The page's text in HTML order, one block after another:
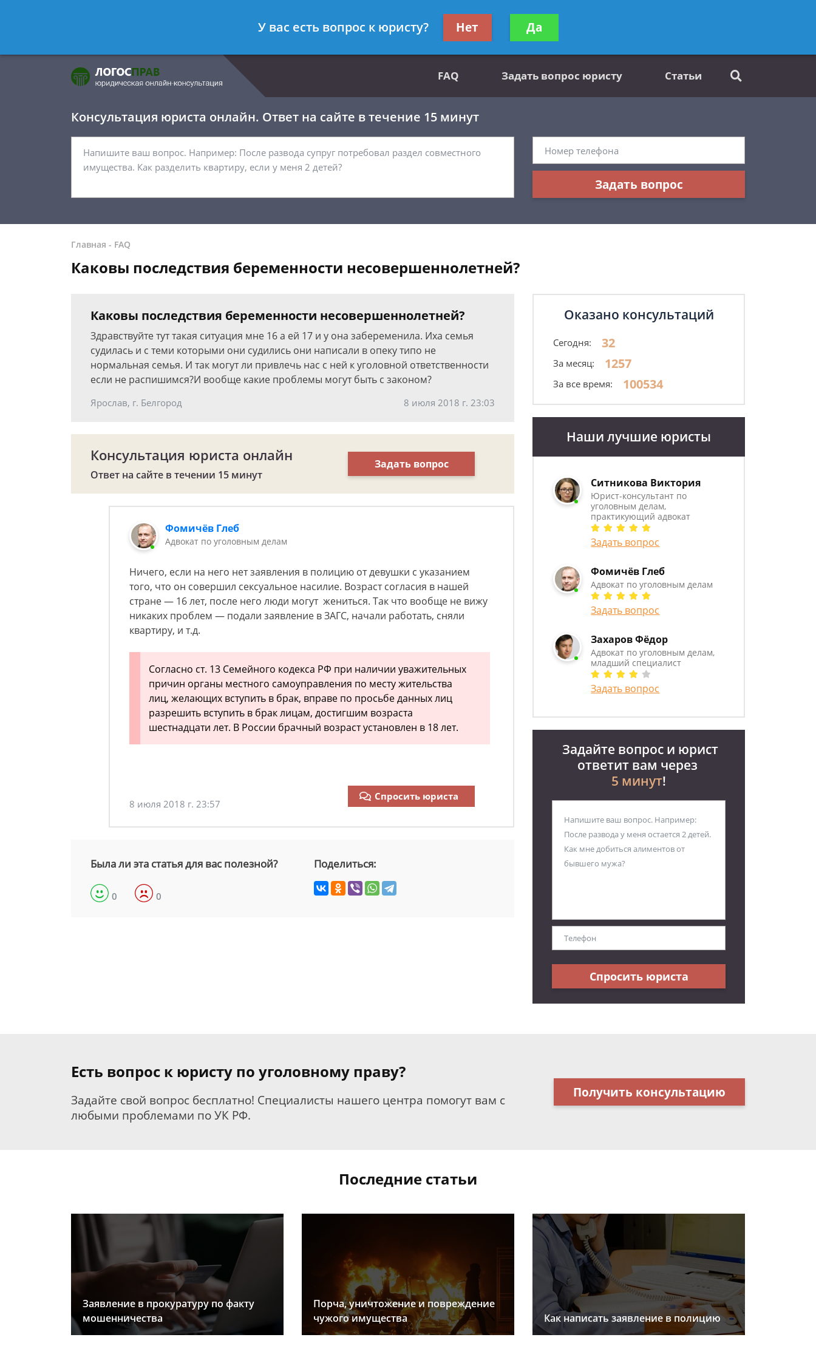
- Адвокат по уголовным делам
Получите консультацию
бесплатно
FAQ Задать вопрос юристу Статьи
Консультация юриста онлайн. Ответ на сайте в течение 15 минут
Задать вопрос
Главная - FAQ
Каковы последствия беременности несовершеннолетней?
Каковы последствия беременности несовершеннолетней?
Здравствуйте тут такая ситуация мне 16 а ей 17 и у она забеременила. Иха семья
судилась и с теми которыми они судились они написали в опеку типо не
нормальная семья. И так могут ли привлечь нас с ней к уголовной ответственности
если не распишимся?И вообще какие проблемы могут быть с законом?
Ярослав, г. Белгород 8 июля 2018 г. 23:03
Консультация юриста онлайн
Ответ на сайте в течении 15 минут
Задать вопрос
Фомичёв Глеб
Адвокат по уголовным делам
Ничего, если на него нет заявления в полицию от девушки с указанием
того, что он совершил сексуальное насилие. Возраст согласия в нашей
стране — 16 лет, после него люди могут жениться. Так что вообще не вижу
никаких проблем — подали заявление в ЗАГС, начали работать, сняли
квартиру, и т.д.
Согласно ст. 13 Семейного кодекса РФ при наличии уважительных
причин органы местного самоуправления по месту жительства
лиц, желающих вступить в брак, вправе по просьбе данных лиц
разрешить вступить в брак лицам, достигшим возраста
шестнадцати лет. В России брачный возраст установлен в 18 лет.
8 июля 2018 г. 23:57
Спросить юриста
Была ли эта статья для вас полезной?
0 0
Поделиться:
Оказано консультаций
Сегодня: 32
За месяц: 1257
За все время: 100534
Наши лучшие юристы
Ситникова Виктория
Юрист-консультант по
уголовным делам,
практикующий адвокат
Задать вопрос
Фомичёв Глеб
Адвокат по уголовным делам
Задать вопрос
Захаров Фёдор
Адвокат по уголовным делам,
младший специалист
Задать вопрос
Задайте вопрос и юрист
ответит вам через
5 минут!
Спросить юриста
Есть вопрос к юристу по уголовному праву?
Задайте свой вопрос бесплатно! Специалисты нашего центра помогут вам с
любыми проблемами по УК РФ.
Получить консультацию
Последние статьи
Заявление в прокуратуру по факту
мошенничества
Порча, уничтожение и повреждение
чужого имущества
Как написать заявление в полицию
У вас есть вопрос к юристу? Нет Да